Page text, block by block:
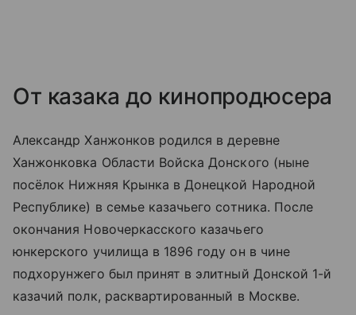
От казака до кинопродюсера
Александр Ханжонков родился в деревне
Ханжонковка Области Войска Донского (ныне
посёлок Нижняя Крынка в Донецкой Народной
Республике) в семье казачьего сотника. После
окончания Новочеркасского казачьего
юнкерского училища в 1896 году он в чине
подхорунжего был принят в элитный Донской 1-й
казачий полк, расквартированный в Москве.